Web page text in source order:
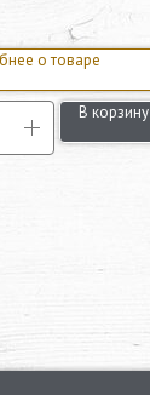
о товаре
В корзину